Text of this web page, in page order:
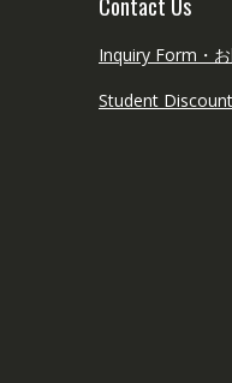
Inquiry Form・
Student